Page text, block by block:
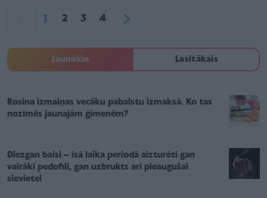
1 2 3 4
Jaunākie Lasītākais
Rosina izmaiņas vecāku pabalstu izmaksā. Ko tas
nozīmēs jaunajām ģimenēm?
Diezgan baisi – īsā laika periodā aizturēti gan
vairāki pedofili, gan uzbrukts arī pieaugušai
sievietei